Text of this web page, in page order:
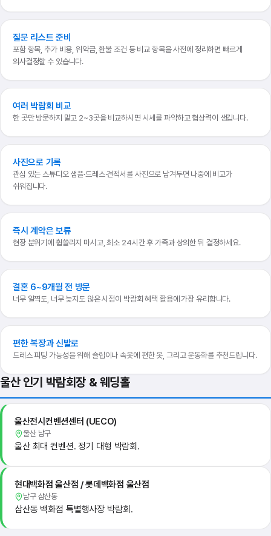
질문 리스트 준비
포함 항목, 추가 비용, 위약금, 환불 조건 등 비교 항목을 사전에 정리하면 빠르게
의사결정할 수 있습니다.
여러 박람회 비교
한 곳만 방문하지 말고 2~3곳을 비교하시면 시세를 파악하고 협상력이 생깁니다.
사진으로 기록
관심 있는 스튜디오 샘플·드레스·견적서를 사진으로 남겨두면 나중에 비교가
쉬워집니다.
즉시 계약은 보류
현장 분위기에 휩쓸리지 마시고, 최소 24시간 후 가족과 상의한 뒤 결정하세요.
결혼 6~9개월 전 방문
너무 일찍도, 너무 늦지도 않은 시점이 박람회 혜택 활용에 가장 유리합니다.
편한 복장과 신발로
드레스 피팅 가능성을 위해 슬립이나 속옷에 편한 옷, 그리고 운동화를 추천드립니다.
울산 인기 박람회장 & 웨딩홀
울산전시컨벤션센터 (UECO)
울산 남구
울산 최대 컨벤션. 정기 대형 박람회.
현대백화점 울산점 / 롯데백화점 울산점
남구 삼산동
삼산동 백화점 특별행사장 박람회.